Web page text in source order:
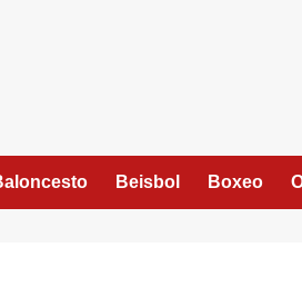
Beisbol Boxeo